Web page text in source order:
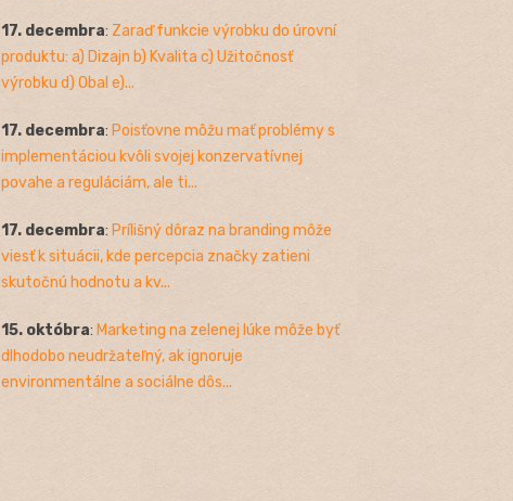
17. decembra: Zaraď funkcie výrobku do úrovní
produktu: a) Dizajn b) Kvalita c) Užitočnosť
výrobku d) Obal e)...
17. decembra: Poisťovne môžu mať problémy s
implementáciou kvôli svojej konzervatívnej
povahe a reguláciám, ale ti...
17. decembra: Prílišný dôraz na branding môže
viesť k situácii, kde percepcia značky zatieni
skutočnú hodnotu a kv...
15. októbra: Marketing na zelenej lúke môže byť
dlhodobo neudržateľný, ak ignoruje
environmentálne a sociálne dôs...